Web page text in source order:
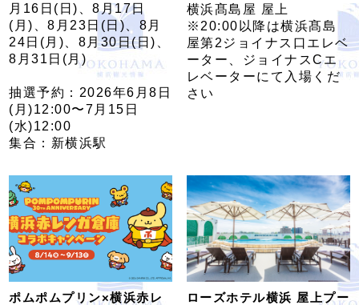
月16日(日)、8月17日
(月)、8月23日(日)、8月
24日(月)、8月30日(日)、
8月31日(月)
抽選予約：2026年6月8日
(月)12:00〜7月15日
(水)12:00
集合：新横浜駅
横浜髙島屋 屋上
※20:00以降は横浜髙島
屋第2ジョイナス口エレベ
ーター、ジョイナスCエ
レベーターにて入場くだ
さい
ポムポムプリン×横浜赤レ
ローズホテル横浜 屋上プー